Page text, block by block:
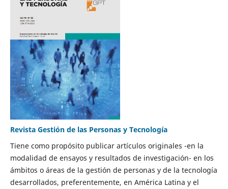
Revista Gestión de las Personas y Tecnología
Tiene como propósito publicar artículos originales -en la
modalidad de ensayos y resultados de investigación- en los
ámbitos o áreas de la gestión de personas y de la tecnología
desarrollados, preferentemente, en América Latina y el